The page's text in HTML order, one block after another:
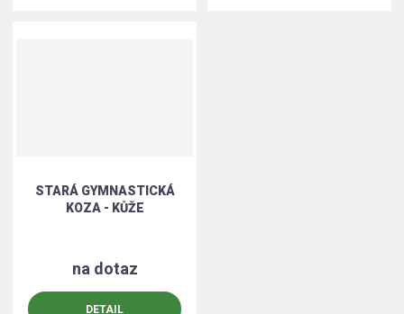
STARÁ GYMNASTICKÁ
KOZA - KŮŽE
na dotaz
DETAIL